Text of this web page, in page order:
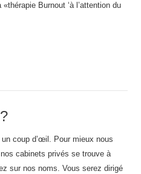
Burnout ‘à l’attention du
coup d’œil. Pour mieux nous
cabinets privés se trouve à
sur nos noms. Vous serez dirigé